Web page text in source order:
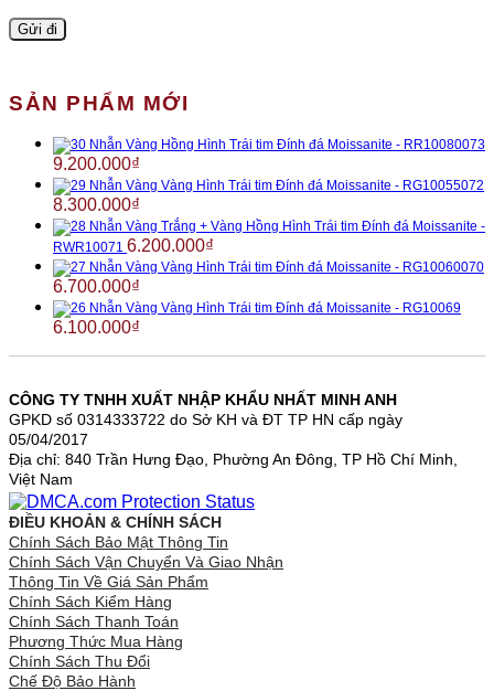
SẢN PHẨM MỚI
Nhẫn Vàng Hồng Hình Trái tim Đính đá Moissanite - RR10080073
9.200.000₫
Nhẫn Vàng Vàng Hình Trái tim Đính đá Moissanite - RG10055072
8.300.000₫
Nhẫn Vàng Trắng + Vàng Hồng Hình Trái tim Đính đá Moissanite -
RWR10071 6.200.000₫
Nhẫn Vàng Vàng Hình Trái tim Đính đá Moissanite - RG10060070
6.700.000₫
Nhẫn Vàng Vàng Hình Trái tim Đính đá Moissanite - RG10069
6.100.000₫
CÔNG TY TNHH XUẤT NHẬP KHẨU NHẤT MINH ANH
GPKD số 0314333722 do Sở KH và ĐT TP HN cấp ngày
05/04/2017
Địa chỉ: 840 Trần Hưng Đạo, Phường An Đông, TP Hồ Chí Minh,
Việt Nam
ĐIỀU KHOẢN & CHÍNH SÁCH
Chính Sách Bảo Mật Thông Tin
Chính Sách Vận Chuyển Và Giao Nhận
Thông Tin Về Giá Sản Phẩm
Chính Sách Kiểm Hàng
Chính Sách Thanh Toán
Phương Thức Mua Hàng
Chính Sách Thu Đổi
Chế Độ Bảo Hành